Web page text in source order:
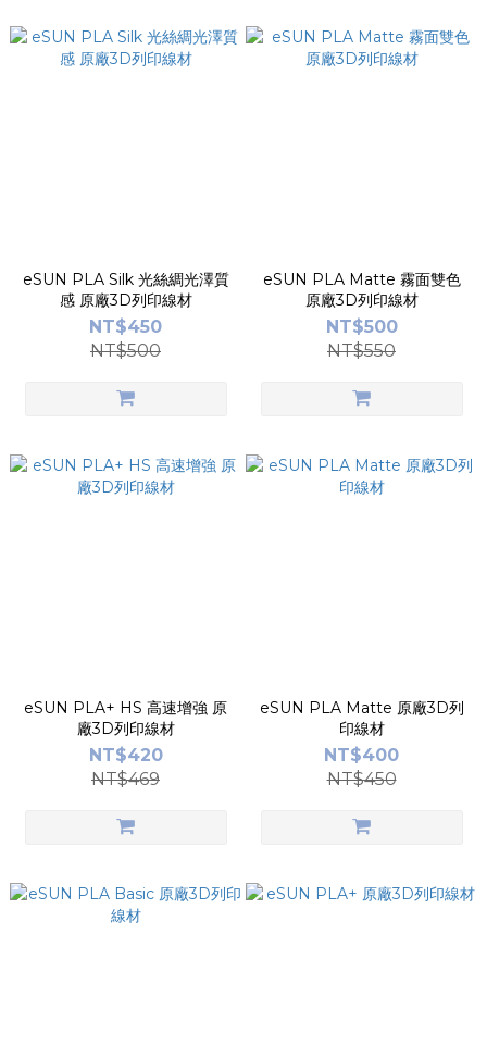
eSUN PLA Silk 光絲綢光澤質
感 原廠3D列印線材
NT$450
NT$500
eSUN PLA Matte 霧面雙色
原廠3D列印線材
NT$500
NT$550
eSUN PLA+ HS 高速增強 原
廠3D列印線材
NT$420
NT$469
eSUN PLA Matte 原廠3D列
印線材
NT$400
NT$450